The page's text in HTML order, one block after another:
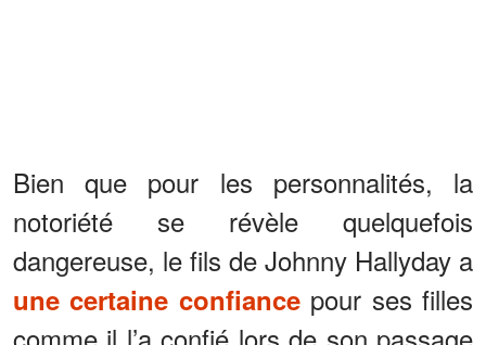
Bien que pour les personnalités, la
notoriété se révèle quelquefois
dangereuse, le fils de Johnny Hallyday a
une certaine confiancepour ses filles